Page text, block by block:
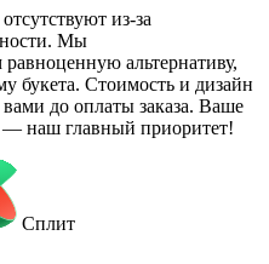
из-за
Мы
альтернативу,
букета. Стоимость и дизайн
до оплаты заказа. Ваше
— наш главный приоритет!
Сплит